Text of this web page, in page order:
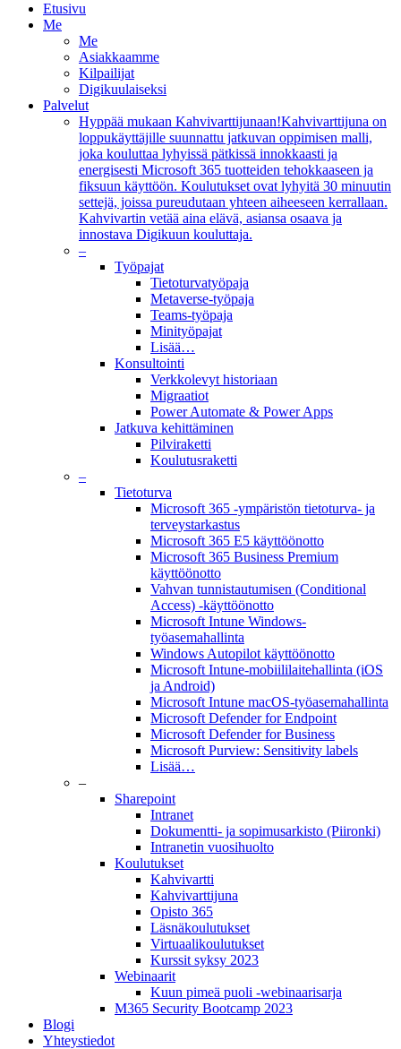
Etusivu
Me
Me
Asiakkaamme
Kilpailijat
Digikuulaiseksi
Palvelut
Hyppää mukaan Kahvivarttijunaan!Kahvivarttijuna on
loppukäyttäjille suunnattu jatkuvan oppimisen malli,
joka kouluttaa lyhyissä pätkissä innokkaasti ja
energisesti Microsoft 365 tuotteiden tehokkaaseen ja
fiksuun käyttöön. Koulutukset ovat lyhyitä 30 minuutin
settejä, joissa pureudutaan yhteen aiheeseen kerrallaan.
Kahvivartin vetää aina elävä, asiansa osaava ja
innostava Digikuun kouluttaja.
–
Työpajat
Tietoturvatyöpaja
Metaverse-työpaja
Teams-työpaja
Minityöpajat
Lisää…
Konsultointi
Verkkolevyt historiaan
Migraatiot
Power Automate & Power Apps
Jatkuva kehittäminen
Pilviraketti
Koulutusraketti
–
Tietoturva
Microsoft 365 -ympäristön tietoturva- ja
terveystarkastus
Microsoft 365 E5 käyttöönotto
Microsoft 365 Business Premium
käyttöönotto
Vahvan tunnistautumisen (Conditional
Access) -käyttöönotto
Microsoft Intune Windows-
työasemahallinta
Windows Autopilot käyttöönotto
Microsoft Intune-mobiililaitehallinta (iOS
ja Android)
Microsoft Intune macOS-työasemahallinta
Microsoft Defender for Endpoint
Microsoft Defender for Business
Microsoft Purview: Sensitivity labels
Lisää…
–
Sharepoint
Intranet
Dokumentti- ja sopimusarkisto (Piironki)
Intranetin vuosihuolto
Koulutukset
Kahvivartti
Kahvivarttijuna
Opisto 365
Läsnäkoulutukset
Virtuaalikoulutukset
Kurssit syksy 2023
Webinaarit
Kuun pimeä puoli -webinaarisarja
M365 Security Bootcamp 2023
Blogi
Yhteystiedot